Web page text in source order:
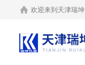
欢迎来到 天津瑞